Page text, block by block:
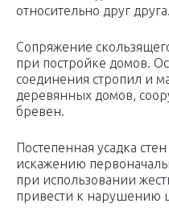
относительно друг друга.
Сопряжение
при постройке домов.
соединения стропил и
деревянных домов,
бревен.
Постепенная усадка
искажению
при использовании
привести к нарушению